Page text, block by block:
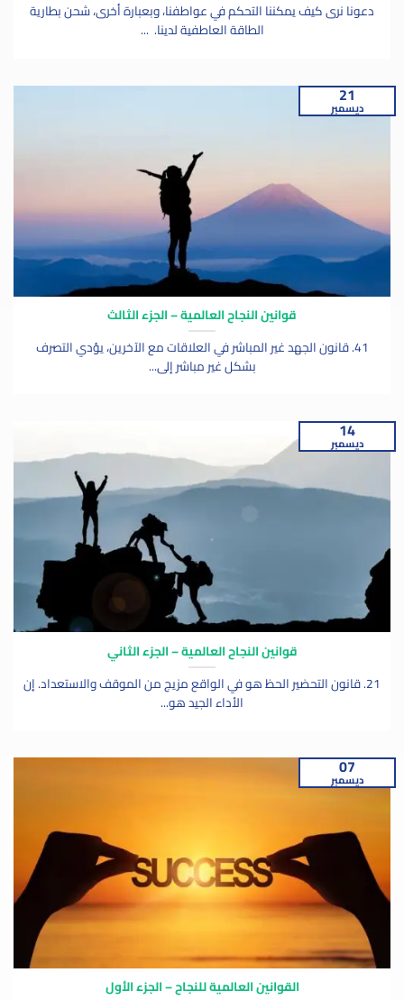
دعونا نرى كيف يمكننا التحكم في عواطفنا، وبعبارة أخرى، شحن بطارية
الطاقة العاطفية لدينا. ...
قوانين النجاح العالمية – الجزء الثالث
41. قانون الجهد غير المباشر في العلاقات مع الآخرين، يؤدي التصرف
بشكل غير مباشر إلى...
21
ديسمبر
قوانين النجاح العالمية – الجزء الثاني
21. قانون التحضير الحظ هو في الواقع مزيج من الموقف والاستعداد. إن
الأداء الجيد هو...
14
ديسمبر
القوانين العالمية للنجاح – الجزء الأول
07
ديسمبر